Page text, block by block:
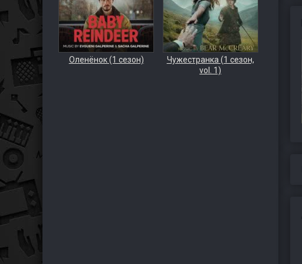
Оленёнок (1 сезон)
Чужестранка (1 сезон,
vol. 1)